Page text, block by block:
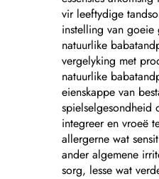
vir leeftydige
instelling van goeie
natuurlike
vergelyking met
natuurlike
eienskappe van
spielselgesondheid
integreer en vroeë
allergerne wat
ander algemene
sorg, lesse wat